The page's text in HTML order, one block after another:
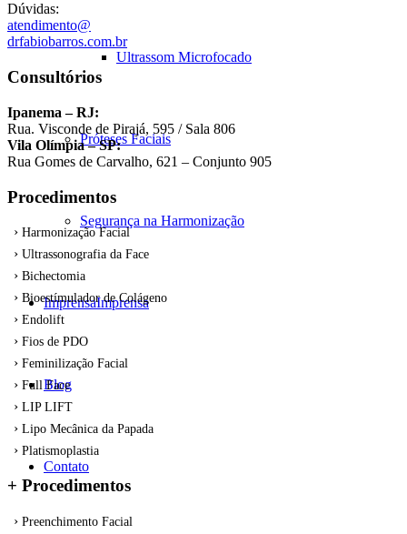
Ultrassom Microfocado
Próteses Faciais
Segurança na Harmonização
ImprensaImprensa
Blog
Contato
Dúvidas:
atendimento@
drfabiobarros.com.br
Consultórios
Ipanema – RJ:
Rua. Visconde de Pirajá, 595 / Sala 806
Vila Olímpia – SP:
Rua Gomes de Carvalho, 621 – Conjunto 905
Procedimentos
Harmonização Facial
Ultrassonografia da Face
Bichectomia
Bioestímulador de Colágeno
Endolift
Fios de PDO
Feminilização Facial
Full Face
LIP LIFT
Lipo Mecânica da Papada
Platismoplastia
+ Procedimentos
Preenchimento Facial